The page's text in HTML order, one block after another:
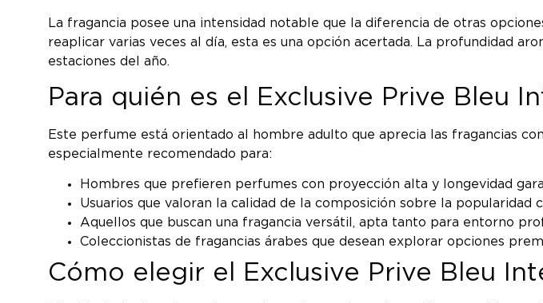
La fragancia posee una intensidad notable que la diferencia de otras
reaplicar varias veces al día, esta es una opción acertada. La profundidad
estaciones del año.
Para quién es el Exclusive Prive Bleu
Este perfume está orientado al hombre adulto que aprecia las fragancias
especialmente recomendado para:
Hombres que prefieren perfumes con proyección alta y longevidad
Usuarios que valoran la calidad de la composición sobre la popularidad
Aquellos que buscan una fragancia versátil, apta tanto para entorno
Coleccionistas de fragancias árabes que desean explorar opciones
Cómo elegir el Exclusive Prive Bleu